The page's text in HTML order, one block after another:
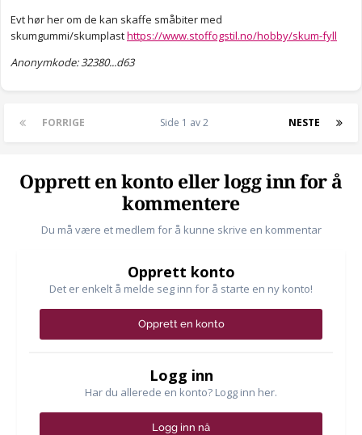
Evt hør her om de kan skaffe småbiter med
skumgummi/skumplasthttps://www.stoffogstil.no/hobby/skum-fyll
Anonymkode: 32380...d63
FORRIGE NESTE
Side 1 av 2
Opprett en konto eller logg inn for å
kommentere
Du må være et medlem for å kunne skrive en kommentar
Opprett konto
Det er enkelt å melde seg inn for å starte en ny konto!
Opprett en konto
Logg inn
Har du allerede en konto? Logg inn her.
Logg inn nå